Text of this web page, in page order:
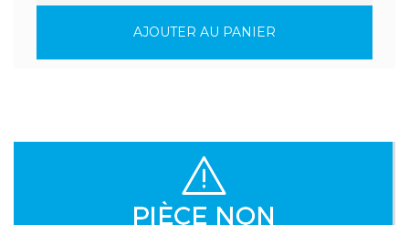
AJOUTER AU PANIER